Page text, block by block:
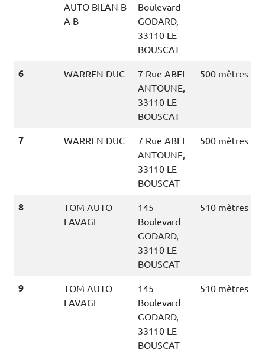
AUTO BILAN B
A B
Boulevard
GODARD,
33110 LE
BOUSCAT
6 WARREN DUC
7 Rue ABEL
ANTOUNE,
33110 LE
BOUSCAT
500 mètres
7 WARREN DUC
7 Rue ABEL
ANTOUNE,
33110 LE
BOUSCAT
500 mètres
8
TOM AUTO
LAVAGE
145
Boulevard
GODARD,
33110 LE
BOUSCAT
510 mètres
9
TOM AUTO
LAVAGE
145
Boulevard
GODARD,
33110 LE
BOUSCAT
510 mètres